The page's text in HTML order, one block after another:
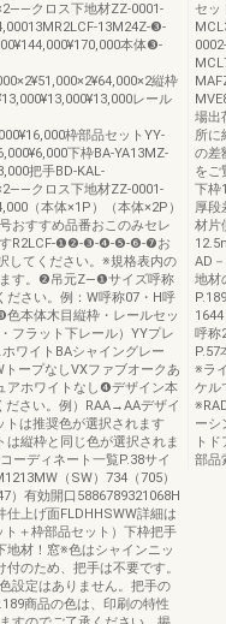
クロス下地材ZZ-0001-
13M24Z-❸-
本体❸-
縦枠
レール
枠部品セットYY-
下枠BA-YA13MZ-
把手BD-KAL-
クロス下地材ZZ-0001-
（本体×1P）（本体×2P）
おすすめ品番おこのみセレ
すR2LCF-❶❷-❸-❹-❺-❻-❼お
てください。※規格表内の
ます。❷吊元Z—❶サイズ呼称
ださい。例：W呼称07・H呼
本体木目縦枠・レールセッ
フラット下レール）YYプレ
ワイトBAシャイングレー
ープなしVXファブオークあ
アホワイトなし❹デザイン本
ださい。例）RAA→AAデザイ
トは推奨色が選択されます
縦枠と同じ色が選択されま
ーディネート一覧P.38サイ
（SW）734（705）
）有効開口5886789321068H
仕上げ面FLDHHSWW詳細は
ト＋枠部品セット）下枠把手
材！窓※色はシャインニッ
のため、把手は不要です。
設定はありません。把手の
商品の色は、印刷の特性
セッ
場出
所に
の差
をご
下枠
厚
材片
AD
地材
呼称
P.57
※ラ
ケル
ーシ
ト
部品